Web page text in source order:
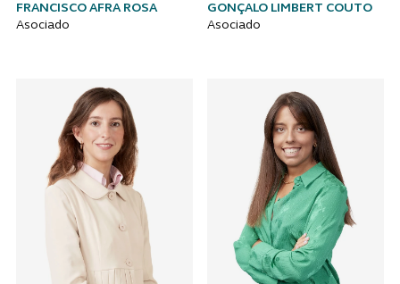
FRANCISCO AFRA ROSA
Asociado
GONÇALO LIMBERT COUTO
Asociado